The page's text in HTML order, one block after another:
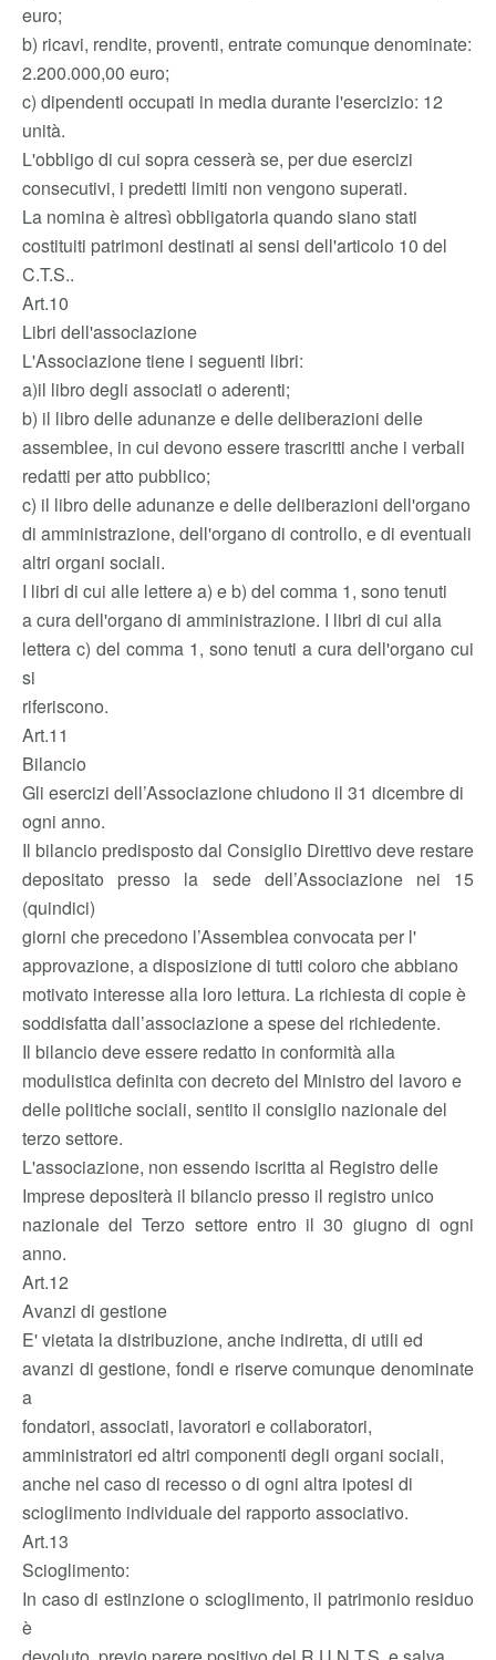
euro;
b) ricavi, rendite, proventi, entrate comunque denominate:
2.200.000,00 euro;
c) dipendenti occupati in media durante l'esercizio: 12
unità.
L'obbligo di cui sopra cesserà se, per due esercizi
consecutivi, i predetti limiti non vengono superati.
La nomina è altresì obbligatoria quando siano stati
costituiti patrimoni destinati ai sensi dell'articolo 10 del
C.T.S..
Art.10
Libri dell'associazione
L'Associazione tiene i seguenti libri:
a)il libro degli associati o aderenti;
b) il libro delle adunanze e delle deliberazioni delle
assemblee, in cui devono essere trascritti anche i verbali
redatti per atto pubblico;
c) il libro delle adunanze e delle deliberazioni dell'organo
di amministrazione, dell'organo di controllo, e di eventuali
altri organi sociali.
I libri di cui alle lettere a) e b) del comma 1, sono tenuti
a cura dell'organo di amministrazione. I libri di cui alla
lettera c) del comma 1, sono tenuti a cura dell'organo cui
si
riferiscono.
Art.11
Bilancio
Gli esercizi dell’Associazione chiudono il 31 dicembre di
ogni anno.
Il bilancio predisposto dal Consiglio Direttivo deve restare
depositato presso la sede dell’Associazione nei 15
(quindici)
giorni che precedono l’Assemblea convocata per l'
approvazione, a disposizione di tutti coloro che abbiano
motivato interesse alla loro lettura. La richiesta di copie è
soddisfatta dall’associazione a spese del richiedente.
Il bilancio deve essere redatto in conformità alla
modulistica definita con decreto del Ministro del lavoro e
delle politiche sociali, sentito il consiglio nazionale del
terzo settore.
L'associazione, non essendo iscritta al Registro delle
Imprese depositerà il bilancio presso il registro unico
nazionale del Terzo settore entro il 30 giugno di ogni
anno.
Art.12
Avanzi di gestione
E' vietata la distribuzione, anche indiretta, di utili ed
avanzi di gestione, fondi e riserve comunque denominate
a
fondatori, associati, lavoratori e collaboratori,
amministratori ed altri componenti degli organi sociali,
anche nel caso di recesso o di ogni altra ipotesi di
scioglimento individuale del rapporto associativo.
Art.13
Scioglimento:
In caso di estinzione o scioglimento, il patrimonio residuo
è